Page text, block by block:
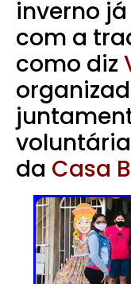
inverno
com a
como diz
da Casa